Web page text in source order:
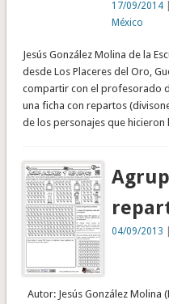
17/09/2014
México
Jesús González Molina de la
desde Los Placeres del Oro,
compartir con el profesorado
una ficha con repartos
de los personajes que
04/09/2013
Autor: Jesús González Molina